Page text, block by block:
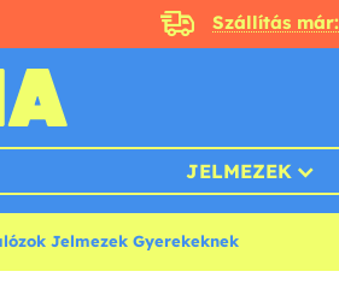
Szállítás már:
JELMEZEK
Jelmezek Gyerekeknek